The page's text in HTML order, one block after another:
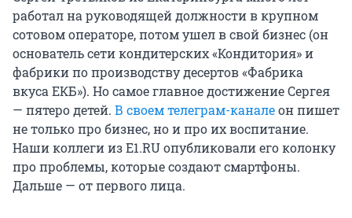
работал на руководящей должности в крупном
сотовом операторе, потом ушел в свой бизнес (он
основатель сети кондитерских «Кондитория» и
фабрики по производству десертов «Фабрика
вкуса ЕКБ»). Но самое главное достижение Сергея
— пятеро детей. В своем телеграм-каналеон пишет
не только про бизнес, но и про их воспитание.
Наши коллеги из E1.RU опубликовали его колонку
про проблемы, которые создают смартфоны.
Дальше — от первого лица.